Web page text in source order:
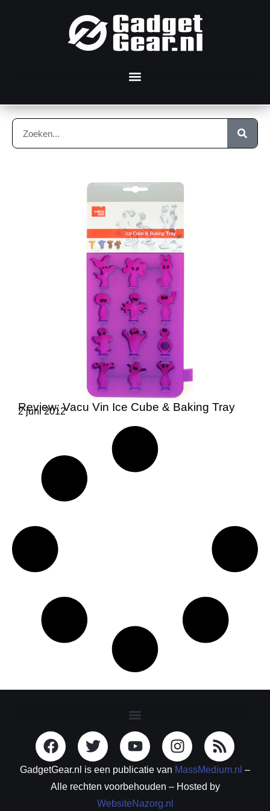
Review: Vacu Vin Ice Cube & Baking Tray
2 juni 2012
GadgetGear.nl is een publicatie van MassMedium.nl –
Alle rechten voorbehouden – Hosted by
WebsiteNazorg.nl